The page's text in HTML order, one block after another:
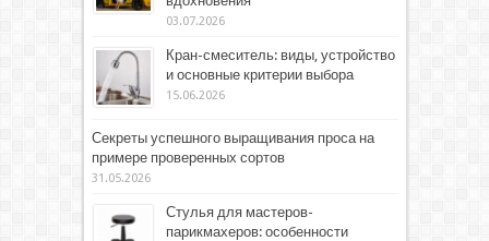
03.07.2026
Кран-смеситель: виды, устройство
и основные критерии выбора
15.06.2026
Секреты успешного выращивания проса на
примере проверенных сортов
31.05.2026
Стулья для мастеров-
парикмахеров: особенности